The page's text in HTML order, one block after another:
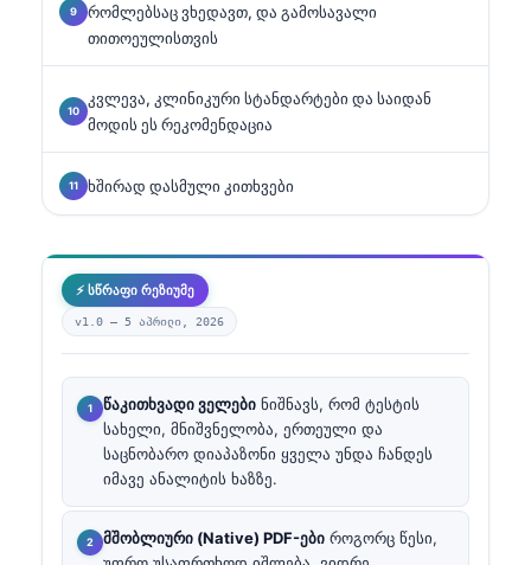
რომლებსაც ვხედავთ, და გამოსავალი
თითოეულისთვის
კვლევა, კლინიკური სტანდარტები და საიდან
მოდის ეს რეკომენდაცია
ხშირად დასმული კითხვები
⚡ სწრაფი რეზიუმე
v1.0 — 5 აპრილი, 2026
წაკითხვადი ველები ნიშნავს, რომ ტესტის
სახელი, მნიშვნელობა, ერთეული და
საცნობარო დიაპაზონი ყველა უნდა ჩანდეს
იმავე ანალიტის ხაზზე.
მშობლიური (Native) PDF-ები როგორც წესი,